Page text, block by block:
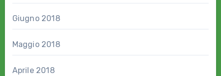
Giugno 2018
Maggio 2018
Aprile 2018